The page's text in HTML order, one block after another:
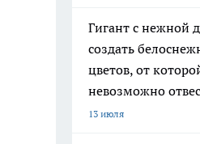
Гигант с нежной
создать
цветов, от
невозможно
13 июля